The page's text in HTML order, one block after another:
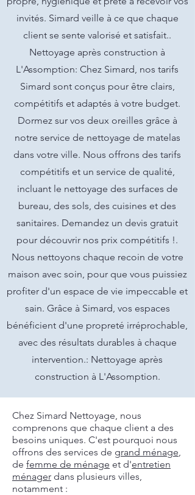
invités. Simard veille à ce que chaque
client se sente valorisé et satisfait..
Nettoyage après construction à
L'Assomption: Chez Simard, nos tarifs
Simard sont conçus pour être clairs,
compétitifs et adaptés à votre budget.
Dormez sur vos deux oreilles grâce à
notre service de nettoyage de matelas
dans votre ville. Nous offrons des tarifs
compétitifs et un service de qualité,
incluant le nettoyage des surfaces de
bureau, des sols, des cuisines et des
sanitaires. Demandez un devis gratuit
pour découvrir nos prix compétitifs !.
Nous nettoyons chaque recoin de votre
maison avec soin, pour que vous puissiez
profiter d'un espace de vie impeccable et
sain. Grâce à Simard, vos espaces
bénéficient d'une propreté irréprochable,
avec des résultats durables à chaque
intervention.: Nettoyage après
construction à L'Assomption.
Chez Simard Nettoyage, nous
comprenons que chaque client a des
besoins uniques. C'est pourquoi nous
offrons des services de grand ménage,
de femme de ménage et d'entretien
ménager dans plusieurs villes,
notamment :